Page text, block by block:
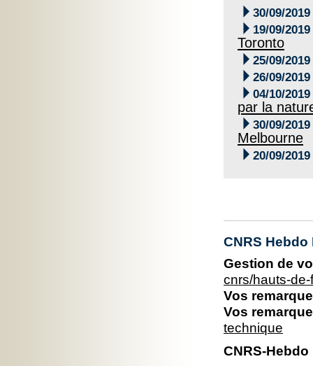
 30/09/2019
 19/09/2019
Toronto
 25/09/2019
 26/09/2019
 04/10/2019
par la
 30/09/2019
Melbourne
 20/09/2019
CNRS
Gestion de
cnrs/hauts-
Vos
Vos
technique
CNRS-